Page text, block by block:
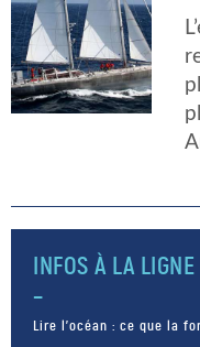
INFOS À LA LIGNE
Lire l’océan : ce que la